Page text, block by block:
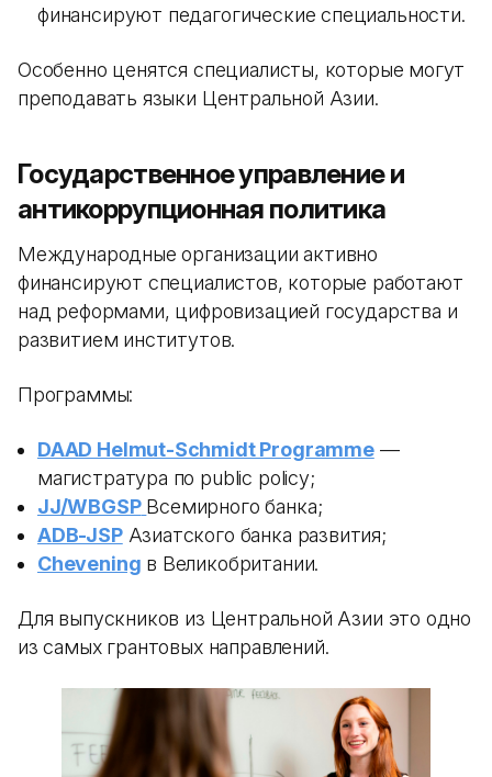
финансируют педагогические специальности.
Особенно ценятся специалисты, которые могут
преподавать языки Центральной Азии.
Государственное управление и
антикоррупционная политика
Международные организации активно
финансируют специалистов, которые работают
над реформами, цифровизацией государства и
развитием институтов.
Программы:
DAAD Helmut-Schmidt Programme—
магистратура по public policy;
JJ/WBGSP Всемирного банка;
ADB-JSPАзиатского банка развития;
Chevening в Великобритании.
Для выпускников из Центральной Азии это одно
из самых грантовых направлений.